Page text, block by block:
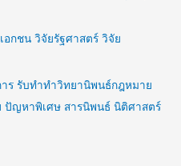
อกชน วิจัยรัฐศาสตร์ วิจัย
ร รับทำทำวิทยานิพนธ์กฎหมาย
ปัญหาพิเศษ สารนิพนธ์ นิติศาสตร์